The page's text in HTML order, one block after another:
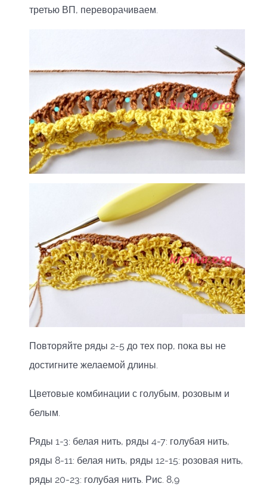
третью ВП, переворачиваем.
Повторяйте ряды 2-5 до тех пор, пока вы не
достигните желаемой длины.
Цветовые комбинации с голубым, розовым и
белым.
Ряды 1-3: белая нить, ряды 4-7: голубая нить,
ряды 8-11: белая нить, ряды 12-15: розовая нить,
ряды 20-23: голубая нить. Рис. 8,9